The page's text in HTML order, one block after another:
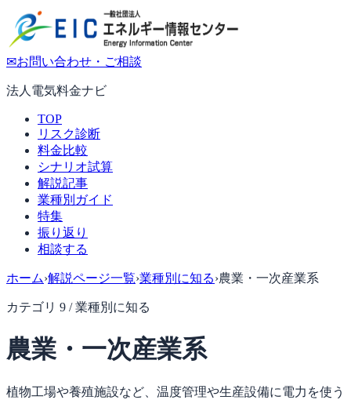
✉お問い合わせ・ご相談
法人電気料金ナビ
TOP
リスク診断
料金比較
シナリオ試算
解説記事
業種別ガイド
特集
振り返り
相談する
ホーム›解説ページ一覧›業種別に知る›農業・一次産業系
カテゴリ 9 / 業種別に知る
農業・一次産業系
植物工場や養殖施設など、温度管理や生産設備に電力を使う